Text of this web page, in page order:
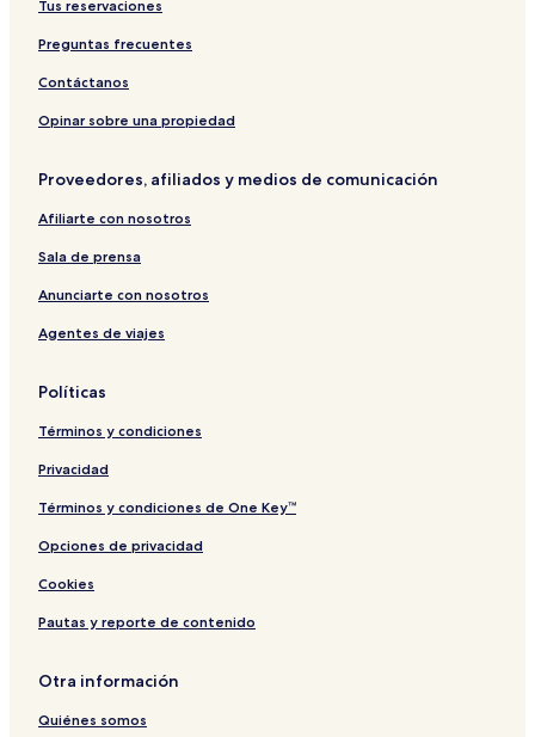
Tus reservaciones
Preguntas frecuentes
Contáctanos
Opinar sobre una propiedad
Proveedores, afiliados y medios de comunicación
Afiliarte con nosotros
Sala de prensa
Anunciarte con nosotros
Agentes de viajes
Políticas
Términos y condiciones
Privacidad
Términos y condiciones de One Key™
Opciones de privacidad
Cookies
Pautas y reporte de contenido
Otra información
Quiénes somos